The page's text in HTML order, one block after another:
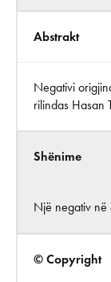
Abstrakt
Negativi
rilindas Hasan
Shënime
Një negativ në
© Copyright